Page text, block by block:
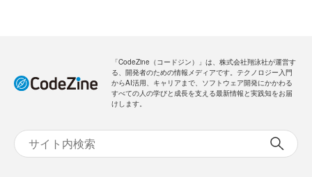
「CodeZine（コードジン）」は、株式会社翔泳社が運営す
る、開発者のための情報メディアです。テクノロジー入門
からAI活用、キャリアまで、ソフトウェア開発にかかわる
すべての人の学びと成長を支える最新情報と実践知をお届
けします。